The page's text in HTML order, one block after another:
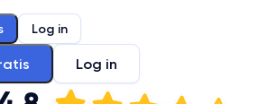
Log in
Log in